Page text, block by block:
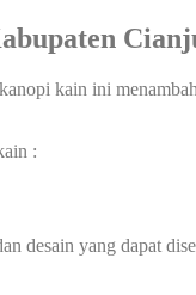
kain ini
:
desain yang dapat